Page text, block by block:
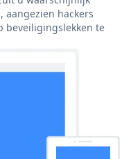
aangezien hackers
beveiligingslekken te